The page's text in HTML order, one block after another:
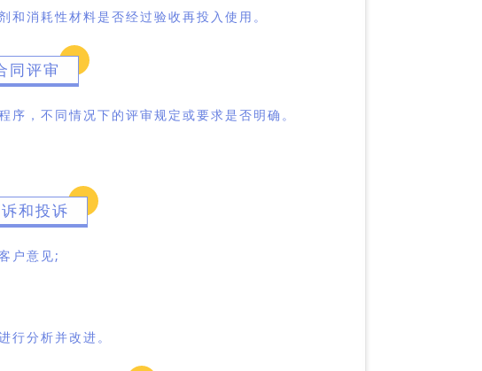
消耗性材料是否经过验收再投入使用。
同评审
，不同情况下的评审规定或要求是否明确。
和投诉
户意见;
行分析并改进。